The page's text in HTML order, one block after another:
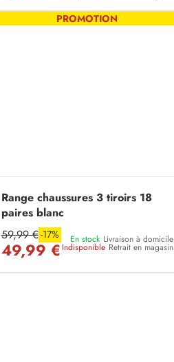
PROMOTION
Range chaussures 3 tiroirs 18
paires blanc
59,99 €-17%
49,99 €
En stock Livraison à domicile
Indisponible Retrait en magasin